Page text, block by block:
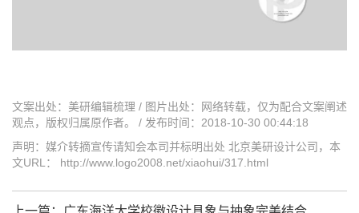
文案出处：美研编辑梳理 / 图片出处：网络转载，仅为配合文案阐述
观点，版权归属原作者。 / 发布时间：2018-10-30 00:44:18
声明：媒介转摘宣传请知会本司并标明出处 北京美研设计公司，本
文URL： http://www.logo2008.net/xiaohui/317.html